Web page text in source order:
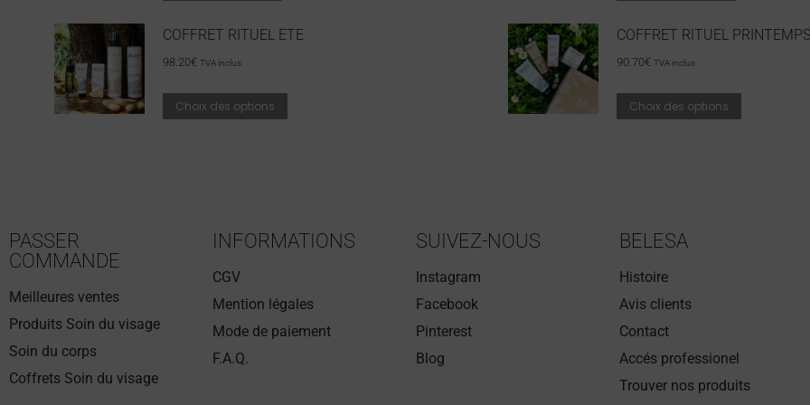
COFFRET RITUEL ETE
98.20€ TVA inclus
Choix des options
COFFRET RITUEL PRINTEMPS
90.70€ TVA inclus
Choix des options
PASSER
COMMANDE
Meilleures ventes
Produits Soin du visage
Soin du corps
Coffrets Soin du visage
INFORMATIONS
CGV
Mention légales
Mode de paiement
F.A.Q.
SUIVEZ-NOUS
Instagram
Facebook
Pinterest
Blog
BELESA
Histoire
Avis clients
Contact
Accés professionel
Trouver nos produits